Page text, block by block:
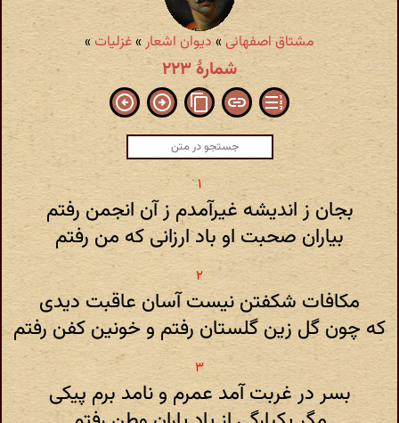
مشتاق اصفهانی»دیوان اشعار»غزلیات»
شمارهٔ ۲۲۳
بجان ز اندیشه غیرآمدم ز آن انجمن رفتم
بیاران صحبت او باد ارزانی که من رفتم
مکافات شکفتن نیست آسان عاقبت دیدی
که چون گل زین گلستان رفتم و خونین کفن رفتم
بسر در غربت آمد عمرم و نامد برم پیکی